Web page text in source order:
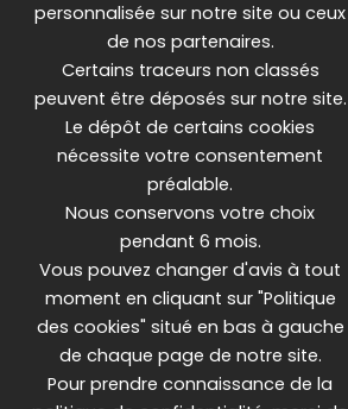
personnalisée sur notre site ou ceux
de nos partenaires.
Certains traceurs non classés
peuvent être déposés sur notre site.
Le dépôt de certains cookies
nécessite votre consentement
préalable.
Nous conservons votre choix
pendant 6 mois.
Vous pouvez changer d'avis à tout
moment en cliquant sur "Politique
des cookies" situé en bas à gauche
de chaque page de notre site.
Pour prendre connaissance de la
Fusil MAS 49/56 calibre 7,5x54 Mas
1750.00 €